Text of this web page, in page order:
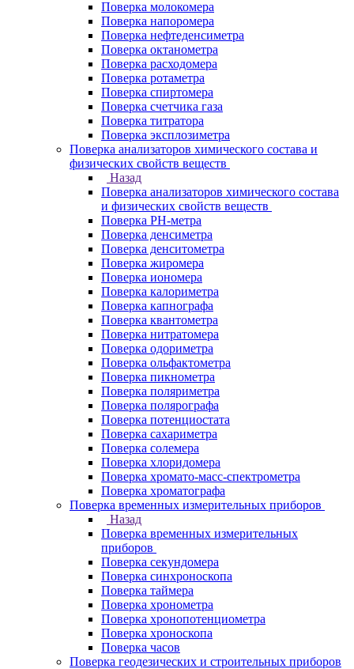
Поверка молокомера
Поверка напоромера
Поверка нефтеденсиметра
Поверка октанометра
Поверка расходомера
Поверка ротаметра
Поверка спиртомера
Поверка счетчика газа
Поверка титратора
Поверка эксплозиметра
Поверка анализаторов химического состава и
физических свойств веществ
Назад
Поверка анализаторов химического состава
и физических свойств веществ
Поверка PH-метра
Поверка денсиметра
Поверка денситометра
Поверка жиромера
Поверка иономера
Поверка калориметра
Поверка капнографа
Поверка квантометра
Поверка нитратомера
Поверка одориметра
Поверка ольфактометра
Поверка пикнометра
Поверка поляриметра
Поверка полярографа
Поверка потенциостата
Поверка сахариметра
Поверка солемера
Поверка хлоридомера
Поверка хромато-масс-спектрометра
Поверка хроматографа
Поверка временных измерительных приборов
Назад
Поверка временных измерительных
приборов
Поверка секундомера
Поверка синхроноскопа
Поверка таймера
Поверка хронометра
Поверка хронопотенциометра
Поверка хроноскопа
Поверка часов
Поверка геодезических и строительных приборов